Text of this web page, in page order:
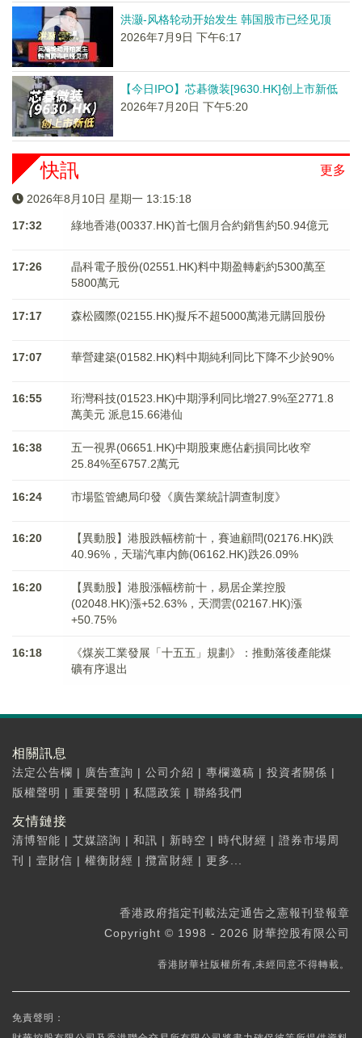
洪灏-风格轮动开始发生 韩国股市已经见顶
2026年7月9日 下午6:17
【今日IPO】芯碁微装[9630.HK]创上市新低
2026年7月20日 下午5:20
更多
快訊
2026年8月10日 星期一 13:15:18
17:32 綠地香港(00337.HK)首七個月合約銷售約50.94億元
17:26
晶科電子股份(02551.HK)料中期盈轉虧約5300萬至
5800萬元
17:17 森松國際(02155.HK)擬斥不超5000萬港元購回股份
17:07 華營建築(01582.HK)料中期純利同比下降不少於90%
16:55
珩灣科技(01523.HK)中期淨利同比增27.9%至2771.8
萬美元 派息15.66港仙
16:38
五一視界(06651.HK)中期股東應佔虧損同比收窄
25.84%至6757.2萬元
16:24 市場監管總局印發《廣告業統計調查制度》
16:20
【異動股】港股跌幅榜前十，賽迪顧問(02176.HK)跌
40.96%，天瑞汽車内飾(06162.HK)跌26.09%
16:20
【異動股】港股漲幅榜前十，易居企業控股
(02048.HK)漲+52.63%，天潤雲(02167.HK)漲
+50.75%
16:18
《煤炭工業發展「十五五」規劃》：推動落後產能煤
礦有序退出
相關訊息
法定公告欄 | 廣告查詢 | 公司介紹 | 專欄邀稿 | 投資者關係 |
版權聲明 | 重要聲明 | 私隱政策 | 聯絡我們
友情鏈接
清博智能 | 艾媒諮詢 | 和訊 | 新時空 | 時代財經 | 證券市場周
刊
| 壹財信 | 權衡財經 | 攬富財經 | 更多...
香港政府指定刊載法定通告之憲報刊登報章
Copyright © 1998 - 2026 財華控股有限公司
香港財華社版權所有,未經同意不得轉載。
免責聲明：